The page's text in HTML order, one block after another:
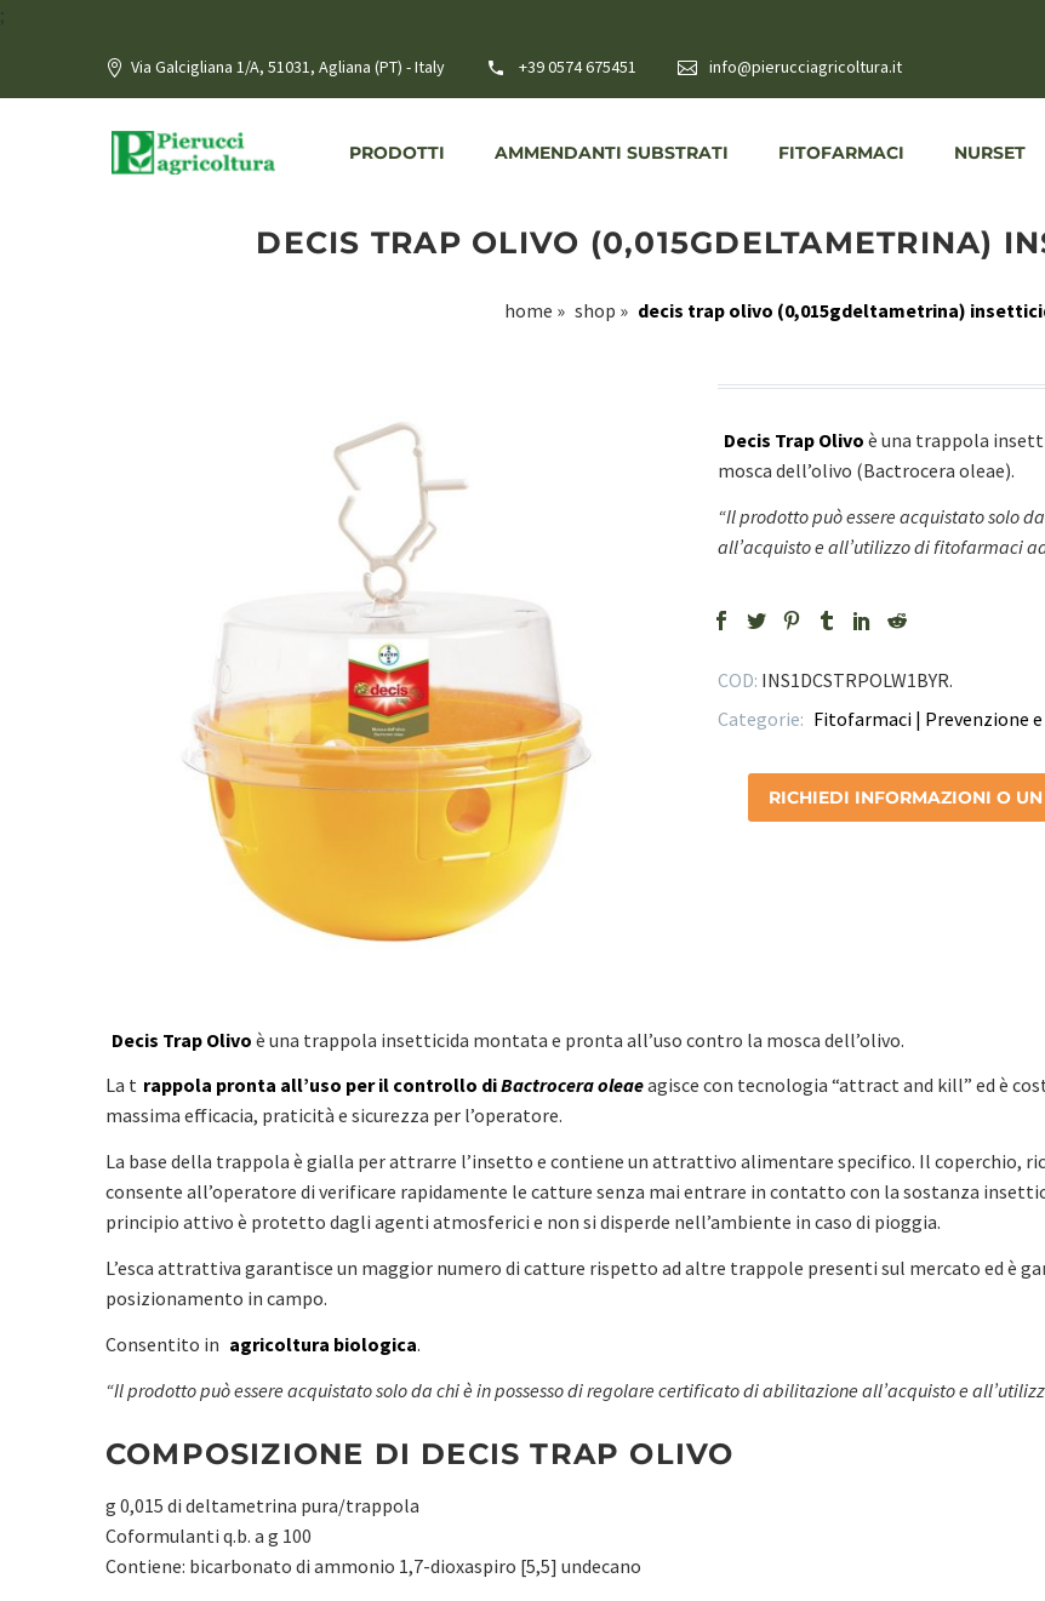
;
Via Galcigliana 1/A, 51031, Agliana (PT) - Italy +39 0574 675451 info@pierucciagricoltura.it
PRODOTTI AMMENDANTI SUBSTRATI FITOFARMACI NURSET
DECIS TRAP OLIVO (0,015GDELTAMETRINA)
home » shop » decis trap olivo (0,015gdeltametrina)
Decis Trap Olivo è una trappola
mosca dell’olivo (Bactrocera oleae).
“Il prodotto può essere acquistato solo
all’acquisto e all’utilizzo di fitofarmaci
COD: INS1DCSTRPOLW1BYR.
Categorie: Fitofarmaci | Prevenzione
RICHIEDI INFORMAZIONI O
Decis Trap Olivo è una trappola insetticida montata e pronta all’uso contro la mosca dell’olivo.
La t rappola pronta all’uso per il controllo diBactrocera oleaeagisce con tecnologia “attract and kill” ed è
massima efficacia, praticità e sicurezza per l’operatore.
La base della trappola è gialla per attrarre l’insetto e contiene un attrattivo alimentare specifico. Il coperchio,
consente all’operatore di verificare rapidamente le catture senza mai entrare in contatto con la sostanza
principio attivo è protetto dagli agenti atmosferici e non si disperde nell’ambiente in caso di pioggia.
L’esca attrattiva garantisce un maggior numero di catture rispetto ad altre trappole presenti sul mercato ed è
posizionamento in campo.
Consentito in agricoltura biologica.
“Il prodotto può essere acquistato solo da chi è in possesso di regolare certificato di abilitazione all’acquisto e
COMPOSIZIONE DI DECIS TRAP OLIVO
g 0,015 di deltametrina pura/trappola
Coformulanti q.b. a g 100
Contiene: bicarbonato di ammonio 1,7-dioxaspiro [5,5] undecano